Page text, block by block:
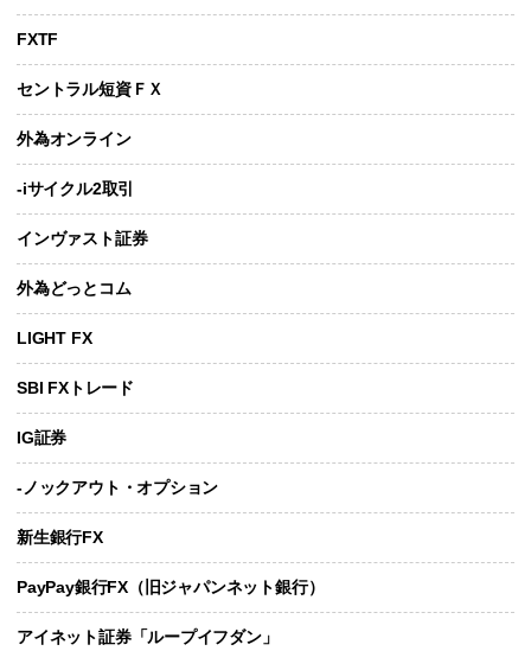
FXTF
セントラル短資ＦＸ
外為オンライン
-iサイクル2取引
インヴァスト証券
外為どっとコム
LIGHT FX
SBI FXトレード
IG証券
-ノックアウト・オプション
新生銀行FX
PayPay銀行FX（旧ジャパンネット銀行）
アイネット証券「ループイフダン」